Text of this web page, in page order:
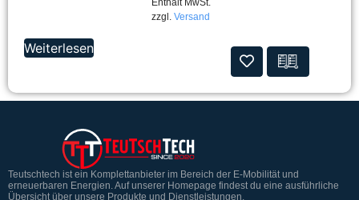
zzgl. Versand
Weiterlesen
Teutschtech ist ein Komplettanbieter im Bereich der E-Mobilität und
erneuerbaren Energien. Auf unserer Homepage findest du eine ausführliche
Übersicht über unsere Produkte und Dienstleistungen.